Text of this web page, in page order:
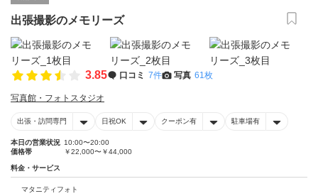
出張撮影のメモリーズ
3.85 口コミ 7件 写真 61枚
写真館・フォトスタジオ
出張・訪問専門 日祝OK クーポン有 駐車場有
本日の営業状況 10:00〜20:00
価格帯
￥22,000〜￥44,000
料金・サービス
マタニティフォト